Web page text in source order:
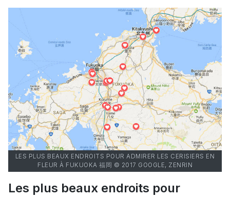
LES PLUS BEAUX ENDROITS POUR ADMIRER LES CERISIERS EN
FLEUR À FUKUOKA 福岡 © 2017 GOOGLE, ZENRIN
Les plus beaux endroits pour